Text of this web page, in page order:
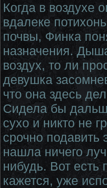
Когда в воздухе
вдалеке
почвы, Финка
назначения.
воздух, то ли
девушка
что она здесь
Сидела бы
сухо и никто не
срочно подавить
нашла ничего
нибудь. Вот есть
кажется, уже